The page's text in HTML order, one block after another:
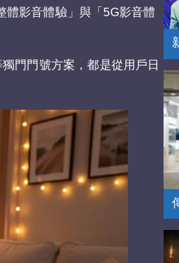
體影音體驗」與「5G影音體
門門號方案，都是從用戶日